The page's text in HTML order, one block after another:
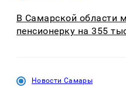
В Самарской области
пенсионерку на 355
Новости Самары